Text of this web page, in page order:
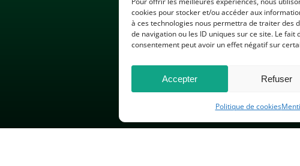
cookies pour stocker et/ou accéder aux
à ces technologies nous permettra de traiter des
de navigation ou les ID uniques sur ce site. Le
consentement peut avoir un effet négatif sur
Accepter Refuser
Politique de cookies